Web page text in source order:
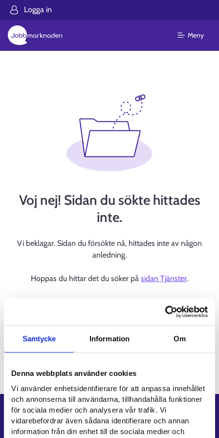
Samtycke Information Om
Denna webbplats använder cookies
Vi använder enhetsidentifierare för att anpassa innehållet
och annonserna till användarna, tillhandahålla funktioner
för sociala medier och analysera vår trafik. Vi
vidarebefordrar även sådana identifierare och annan
information från din enhet till de sociala medier och
Logga in
Meny
Voj nej! Sidan du sökte hittades
inte.
Vi beklagar. Sidan du försökte nå, hittades inte av någon
anledning.
Hoppas du hittar det du söker på sidan Tjänster.
Genvägar
E-tjänster